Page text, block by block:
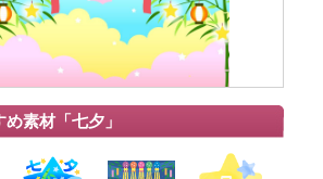
め素材「七夕」